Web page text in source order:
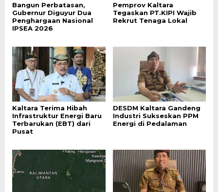
Bangun Perbatasan,
Gubernur Diguyur Dua
Penghargaan Nasional
IPSEA 2026
Pemprov Kaltara
Tegaskan PT.KIPI Wajib
Rekrut Tenaga Lokal
Kaltara Terima Hibah
Infrastruktur Energi Baru
Terbarukan (EBT) dari
Pusat
DESDM Kaltara Gandeng
Industri Sukseskan PPM
Energi di Pedalaman